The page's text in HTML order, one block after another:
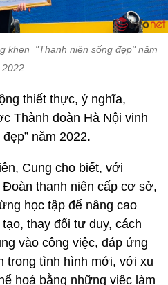
khen "Thanh niên sống đẹp" năm
2022
thiết thực, ý nghĩa,
Thành đoàn Hà Nội vinh
năm 2022.
Cung cho biết, với
thanh niên cấp cơ sở,
học tập để nâng cao
thay đổi tư duy, cách
vào công việc, đáp ứng
trong tình hình mới, với xu
hoá bằng những việc làm